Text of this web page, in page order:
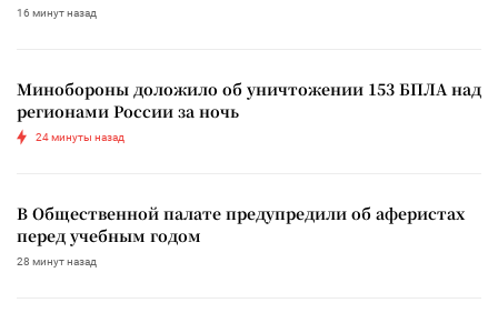
16 минут назад
Минобороны доложило об уничтожении 153 БПЛА над
регионами России за ночь
24 минуты назад
В Общественной палате предупредили об аферистах
перед учебным годом
28 минут назад